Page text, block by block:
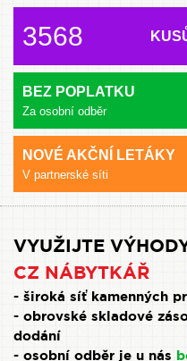
3568
BEZ POPLATKU
Za osobní odběr
NOVÉ AKČNÍ LETÁKY
V partnerské síti
VYUŽIJTE
CZ NÁBYTKÁŘ
- široká síť kamenných
- obrovské skladové
dodání
- osobní odběr je u nás